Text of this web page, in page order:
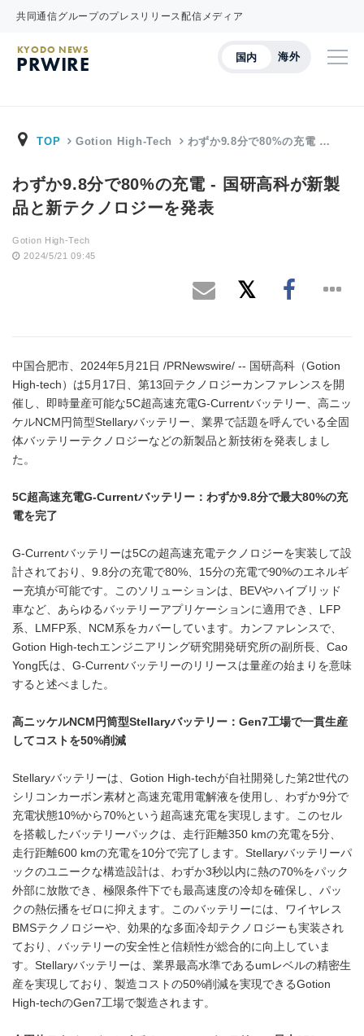
共同通信グループのプレスリリース配信メディア
国内 海外
KYODO NEWS
PRWIRE
TOP Gotion High-Tech わずか9.8分で80%の充電 …
わずか9.8分で80%の充電 - 国研高科が新製
品と新テクノロジーを発表
Gotion High-Tech
2024/5/21 09:45
中国合肥市、2024年5月21日 /PRNewswire/ -- 国研高科（Gotion
High-tech）は5月17日、第13回テクノロジーカンファレンスを開
催し、即時量産可能な5C超高速充電G-Currentバッテリー、高ニッ
ケルNCM円筒型Stellaryバッテリー、業界で話題を呼んでいる全固
体バッテリーテクノロジーなどの新製品と新技術を発表しまし
た。
5C超高速充電G-Currentバッテリー：わずか9.8分で最大80%の充
電を完了
G-Currentバッテリーは5Cの超高速充電テクノロジーを実装して設
計されており、9.8分の充電で80%、15分の充電で90%のエネルギ
ー充填が可能です。このソリューションは、BEVやハイブリッド
車など、あらゆるバッテリーアプリケーションに適用でき、LFP
系、LMFP系、NCM系をカバーしています。カンファレンスで、
Gotion High-techエンジニアリング研究開発研究所の副所長、Cao
Yong氏は、G-Currentバッテリーのリリースは量産の始まりを意味
すると述べました。
高ニッケルNCM 円筒型Stellaryバッテリー： Gen7工場で一貫生産
してコストを50%削減
Stellaryバッテリーは、Gotion High-techが自社開発した第2世代の
シリコンカーボン素材と高速充電用電解液を使用し、わずか9分で
充電状態10%から70%という超高速充電を実現します。このセル
を搭載したバッテリーパックは、走行距離350 kmの充電を5分、
走行距離600 kmの充電を10分で完了します。Stellaryバッテリーパ
ックのユニークな構造設計は、わずか3秒以内に熱の70%をパック
外部に放散でき、極限条件下でも最高速度の冷却を確保し、パッ
クの熱伝播をゼロに抑えます。このバッテリーには、ワイヤレス
BMSテクノロジーや、効果的な多面冷却テクノロジーも実装され
ており、バッテリーの安全性と信頼性が総合的に向上していま
す。Stellaryバッテリーは、業界最高水準であるumレベルの精密生
産を実現しており、製造コストの50%削減を実現できるGotion
High-techのGen7工場で製造されます。